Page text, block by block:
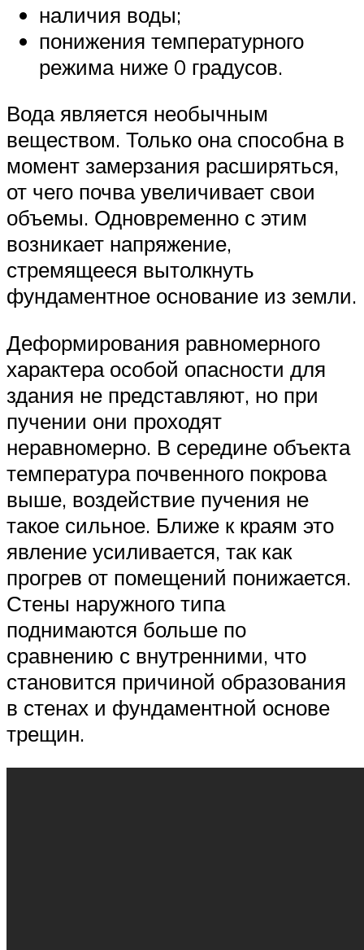
наличия воды;
понижения температурного
режима ниже 0 градусов.
Вода является необычным
веществом. Только она способна в
момент замерзания расширяться,
от чего почва увеличивает свои
объемы. Одновременно с этим
возникает напряжение,
стремящееся вытолкнуть
фундаментное основание из земли.
Деформирования равномерного
характера особой опасности для
здания не представляют, но при
пучении они проходят
неравномерно. В середине объекта
температура почвенного покрова
выше, воздействие пучения не
такое сильное. Ближе к краям это
явление усиливается, так как
прогрев от помещений понижается.
Стены наружного типа
поднимаются больше по
сравнению с внутренними, что
становится причиной образования
в стенах и фундаментной основе
трещин.